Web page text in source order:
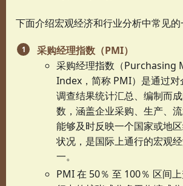
下面介绍宏观经济和行业分析中常见的
采购经理指数（PMI）
采购经理指数（Purchasing
Index，简称 PMI）是通过对
调查结果统计汇总、编制而
数，涵盖企业采购、生产、
能够及时反映一个国家或地
状况，是国际上通行的宏观
一。
PMI 在 50％ 至 100％ 区间